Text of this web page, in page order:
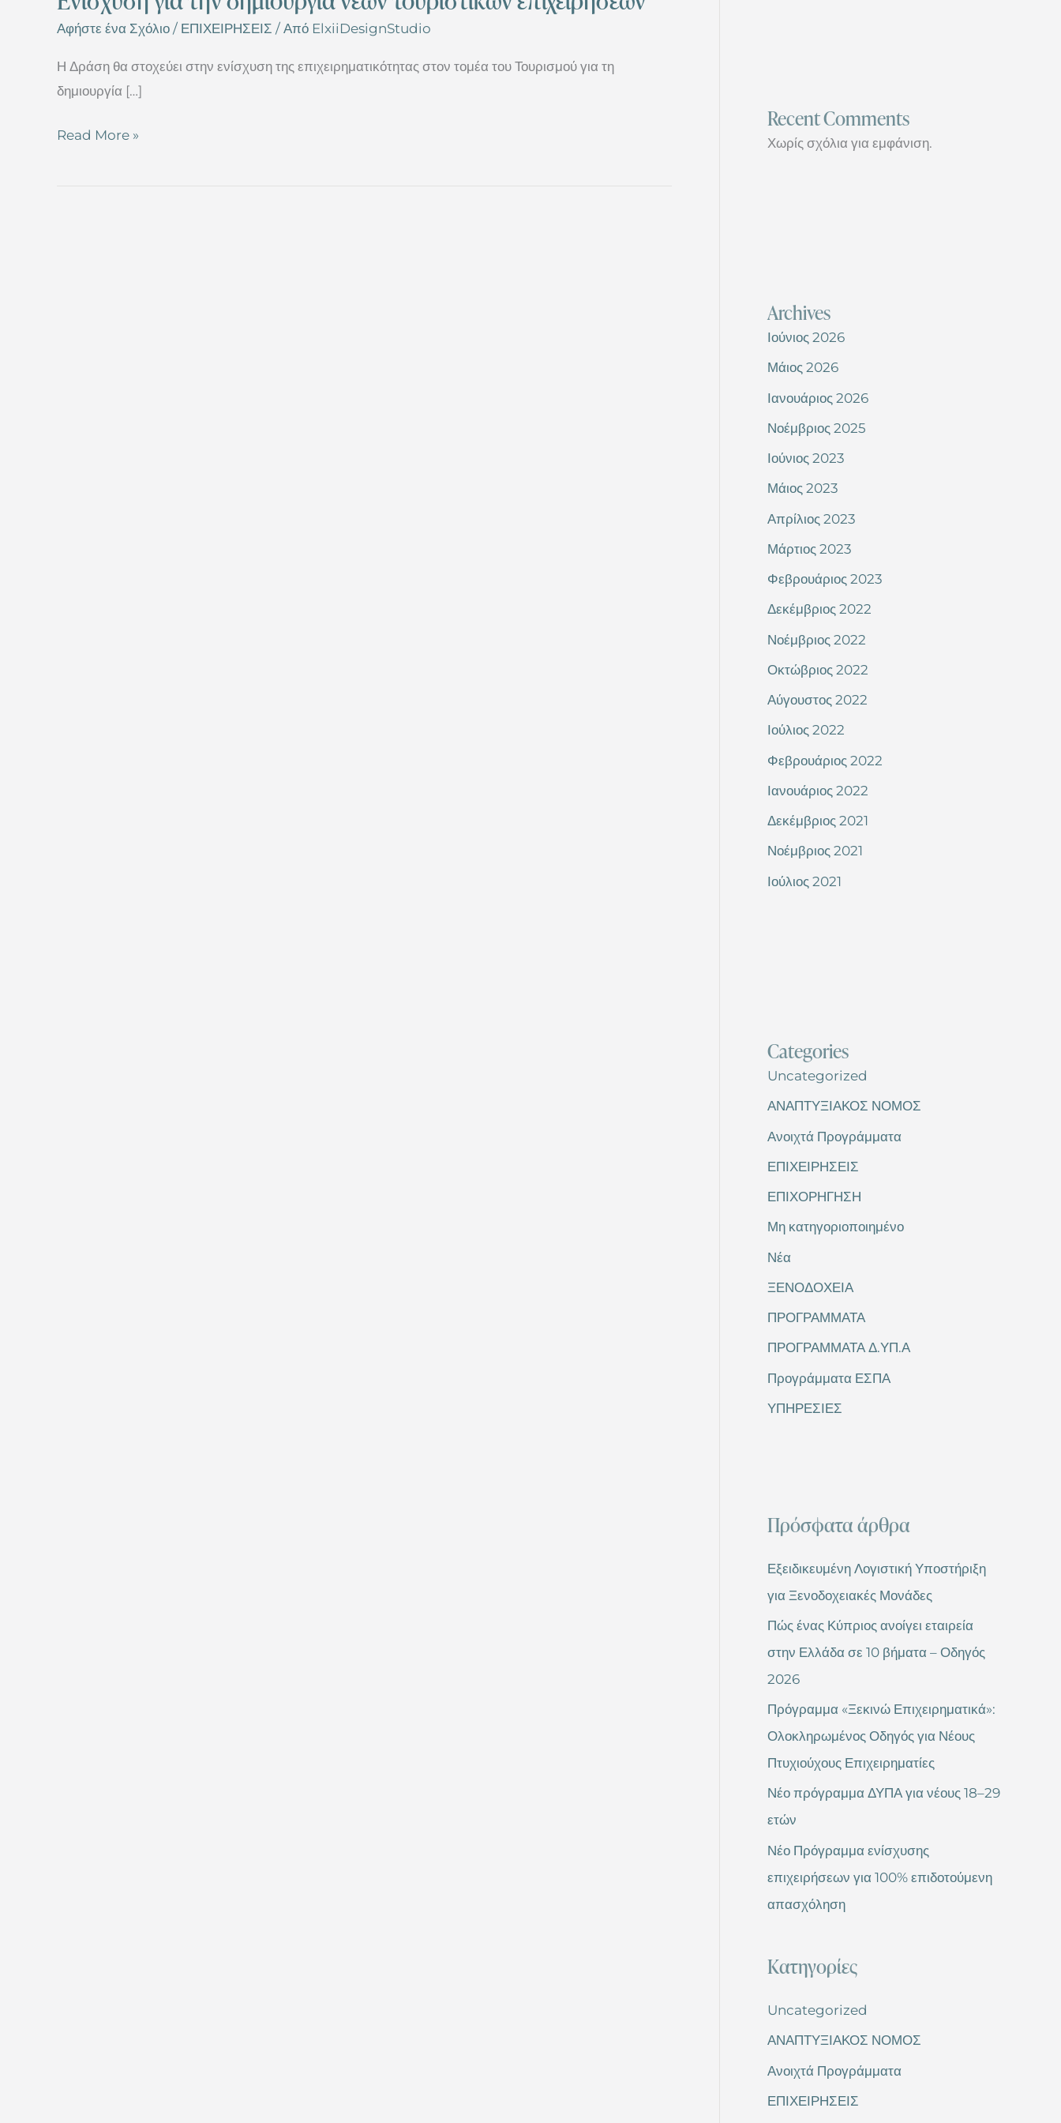
Αφήστε ένα Σχόλιο / ΕΠΙΧΕΙΡΗΣΕΙΣ / Από ElxiiDesignStudio
Η Δράση θα στοχεύει στην ενίσχυση της επιχειρηματικότητας στον τομέα του Τουρισμού για τη
δημιουργία […]
Read More »
Recent Comments
Χωρίς σχόλια για εμφάνιση.
Archives
Ιούνιος 2026
Μάιος 2026
Ιανουάριος 2026
Νοέμβριος 2025
Ιούνιος 2023
Μάιος 2023
Απρίλιος 2023
Μάρτιος 2023
Φεβρουάριος 2023
Δεκέμβριος 2022
Νοέμβριος 2022
Οκτώβριος 2022
Αύγουστος 2022
Ιούλιος 2022
Φεβρουάριος 2022
Ιανουάριος 2022
Δεκέμβριος 2021
Νοέμβριος 2021
Ιούλιος 2021
Categories
Uncategorized
ΑΝΑΠΤΥΞΙΑΚΟΣ ΝΟΜΟΣ
Ανοιχτά Προγράμματα
ΕΠΙΧΕΙΡΗΣΕΙΣ
ΕΠΙΧΟΡΗΓΗΣΗ
Μη κατηγοριοποιημένο
Νέα
ΞΕΝΟΔΟΧΕΙΑ
ΠΡΟΓΡΑΜΜΑΤΑ
ΠΡΟΓΡΑΜΜΑΤΑ Δ.ΥΠ.Α
Προγράμματα ΕΣΠΑ
ΥΠΗΡΕΣΙΕΣ
Πρόσφατα άρθρα
Εξειδικευμένη Λογιστική Υποστήριξη
για Ξενοδοχειακές Μονάδες
Πώς ένας Κύπριος ανοίγει εταιρεία
στην Ελλάδα σε 10 βήματα – Οδηγός
2026
Πρόγραμμα «Ξεκινώ Επιχειρηματικά»:
Ολοκληρωμένος Οδηγός για Νέους
Πτυχιούχους Επιχειρηματίες
Νέο πρόγραμμα ΔΥΠΑ για νέους 18–29
ετών
Νέο Πρόγραμμα ενίσχυσης
επιχειρήσεων για 100% επιδοτούμενη
απασχόληση
Kατηγορίες
Uncategorized
ΑΝΑΠΤΥΞΙΑΚΟΣ ΝΟΜΟΣ
Ανοιχτά Προγράμματα
ΕΠΙΧΕΙΡΗΣΕΙΣ